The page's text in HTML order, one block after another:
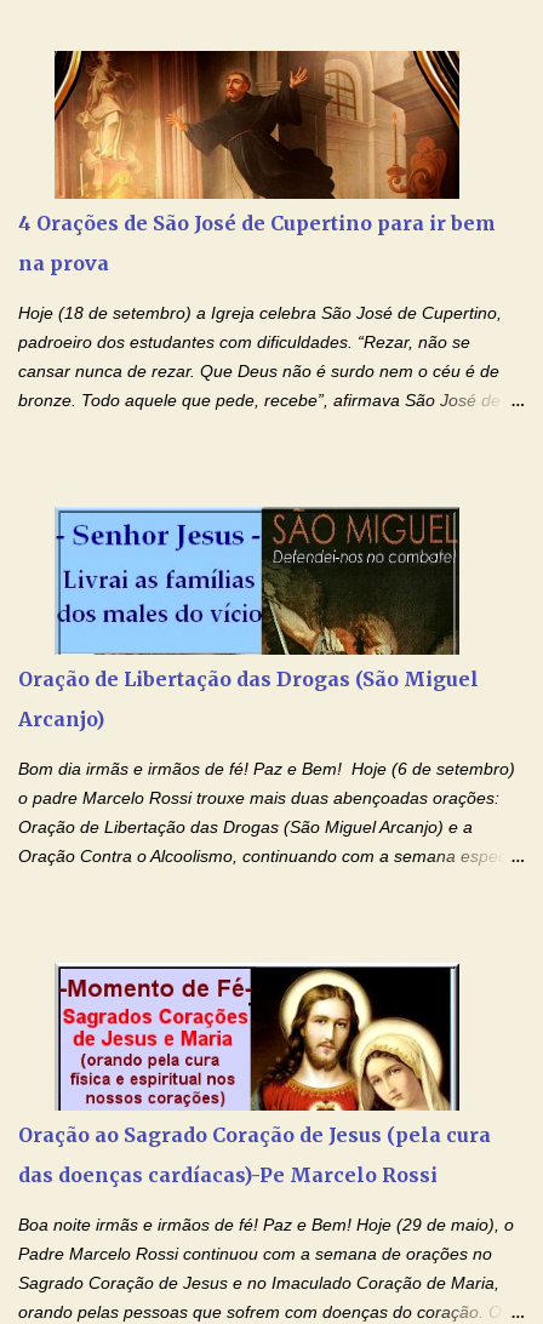
Queremos sempre lembrar-nos deste favor, da vossa intercessão
e invocar-vos como nosso patrono, para maior glória de Deus e o
bem de nossas almas. São Charbel! Rogai por Nós e por todos
aqueles que invocam o vosso nome e auxílio. Amén. Oração 2 Ó
Deus, admirável em Vossos Santos, Vós que inspirastes a São
Charbel seguir o caminho da perfeição, lhe concedestes a graça
e a força para fazer triunfar, na sua vida, o heroísmo das virtudes
monásticas: a obediência, a castidade e a voluntária pobreza, e
milagres e gra...
4 Orações de São José de Cupertino para ir bem
na prova
Hoje (18 de setembro) a Igreja celebra São José de Cupertino,
padroeiro dos estudantes com dificuldades. “Rezar, não se
cansar nunca de rezar. Que Deus não é surdo nem o céu é de
bronze. Todo aquele que pede, recebe”, afirmava São José de
coração, transforma-o e o faz semelhante ao teu. Infunde em
mim o teu fervor, a tua sabedoria e a tua fé. Mostra tua bondade,
ajudando-me e eu me esforçarei para imitar tuas virtudes.
Glória… Amável protetor meu, o estudo geralmente é difícil, duro
e entediante para mim. Tu podes deixar tudo isso mais fácil e
agradável. Espera somente meu chamado. Eu te prometo um
esforço maior em meus estudos e uma vida mais digna de tua
santidade. Glória… Deus, que quiseste atrair tudo a teu unigênito
de te...
Oração de Libertação das Drogas (São Miguel
Arcanjo)
Bom dia irmãs e irmãos de fé! Paz e Bem! Hoje (6 de setembro)
o padre Marcelo Rossi trouxe mais duas abençoadas orações:
Oração de Libertação das Drogas (São Miguel Arcanjo) e a
Oração Contra o Alcoolismo, continuando com a semana especial
Ágape de nosso Pai Santo - Jesus - te curar, deixe nossa
Mãezinha do Céu - Maria - te proteger com Seu divino manto.
Não desista, Jesus irá curar todas suas feridas, Creia! Adriana-
Devoção e Fé Oração de Libertação das Drogas (São Miguel
Arcanjo) "Senhor, Pai Eterno, em Nome de Teu Filho Jesus,
Nosso Senhor Jesus Cristo, concedei a vida a todos aqueles que
se encontram encarcerados em um vício, escravos de alguma
droga. Senhor, Pai Poderoso e cheio de Misericórdia, na
drogas, c...
Oração ao Sagrado Coração de Jesus (pela cura
das doenças cardíacas)-Pe Marcelo Rossi
Boa noite irmãs e irmãos de fé! Paz e Bem! Hoje (29 de maio), o
Padre Marcelo Rossi continuou com a semana de orações no
Sagrado Coração de Jesus e no Imaculado Coração de Maria,
orando pelas pessoas que sofrem com doenças do coração. O